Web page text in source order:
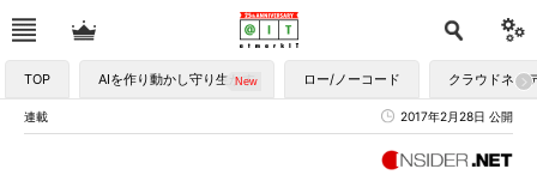
TOP AIを作り動かし守り生かす ロー/ノーコード クラウドネイ
連載 2017年2月28日 公開